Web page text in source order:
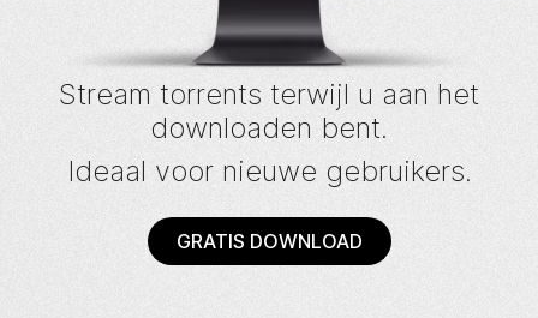
Stream torrents terwijl u aan het
downloaden bent.
Ideaal voor nieuwe gebruikers.
GRATIS DOWNLOAD